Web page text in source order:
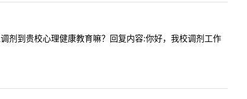
到贵校心理健康教育嘛？回复内容:你好，我校调剂工作